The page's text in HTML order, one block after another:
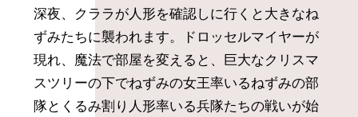
深夜、クララが人形を確認しに行くと大きなね
ずみたちに襲われます。ドロッセルマイヤーが
現れ、魔法で部屋を変えると、巨大なクリスマ
スツリーの下でねずみの女王率いるねずみの部
隊とくるみ割り人形率いる兵隊たちの戦いが始